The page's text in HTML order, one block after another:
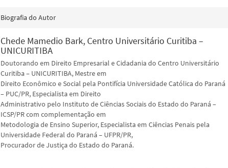
Biografia do Autor
Chede Mamedio Bark, Centro Universitário Curitiba –
UNICURITIBA
Doutorando em Direito Empresarial e Cidadania do Centro Universitário
Curitiba – UNICURITIBA, Mestre em
Direito Econômico e Social pela Pontifícia Universidade Católica do Paraná
– PUC/PR, Especialista em Direito
Administrativo pelo Instituto de Ciências Sociais do Estado do Paraná –
ICSP/PR com complementação em
Metodologia de Ensino Superior, Especialista em Ciências Penais pela
Universidade Federal do Paraná – UFPR/PR,
Procurador de Justiça do Estado do Paraná.